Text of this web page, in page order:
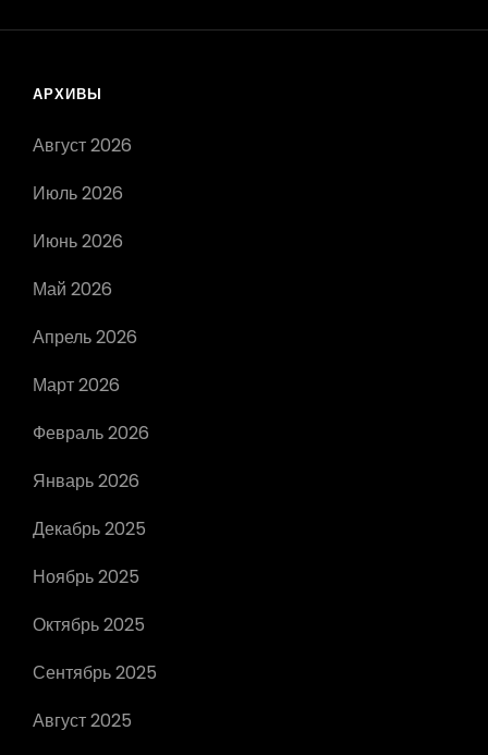
АРХИВЫ
Август 2026
Июль 2026
Июнь 2026
Май 2026
Апрель 2026
Март 2026
Февраль 2026
Январь 2026
Декабрь 2025
Ноябрь 2025
Октябрь 2025
Сентябрь 2025
Август 2025